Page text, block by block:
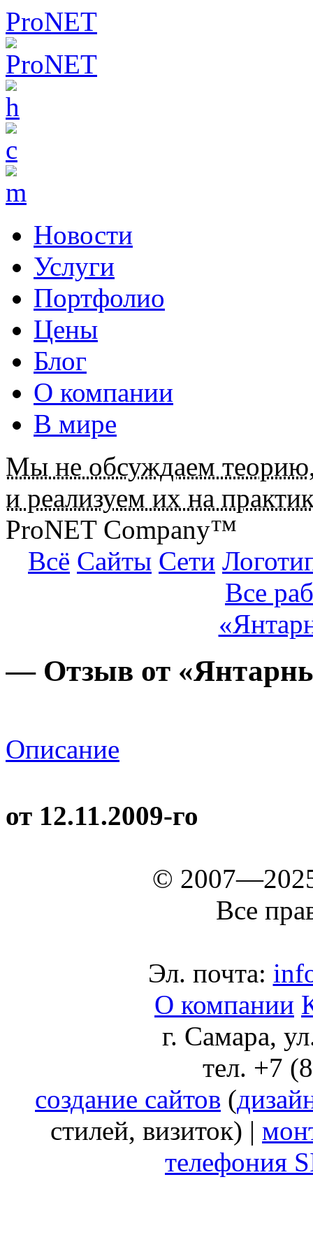
ProNET
Новости
Услуги
Портфолио
Цены
Блог
О компании
В мире
Мы не обсуждаем
и реализуем их на
ProNET Company™
Всё Сайты Сети
Все
— Отзыв от
Описание
от 12.11.2009-го
©
Все
Эл. почта:
О компании
г. Самара,
тел. +7
создание сайтов (
стилей, визиток) |
телефония